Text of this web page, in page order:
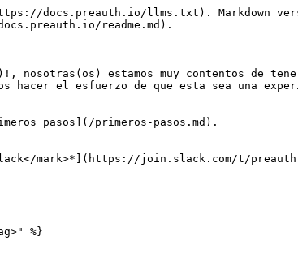
docs.preauth.io/llms.txt). Markdown
readme.md).
estamos muy contentos de
hacer el esfuerzo de que esta sea una
pasos](/primeros-pasos.md).
mark>*](https://join.slack.com/t/preauth-
%}